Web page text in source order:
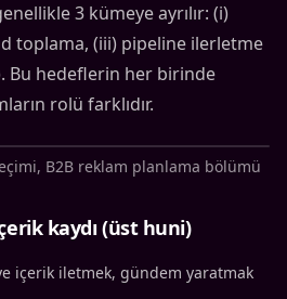
3 kümeye ayrılır: (i)
toplama, (iii) pipeline ilerletme
Bu hedeflerin her birinde
rolü farklıdır.
B2B reklam planlama bölümü
kaydı (üst huni)
içerik iletmek, gündem yaratmak